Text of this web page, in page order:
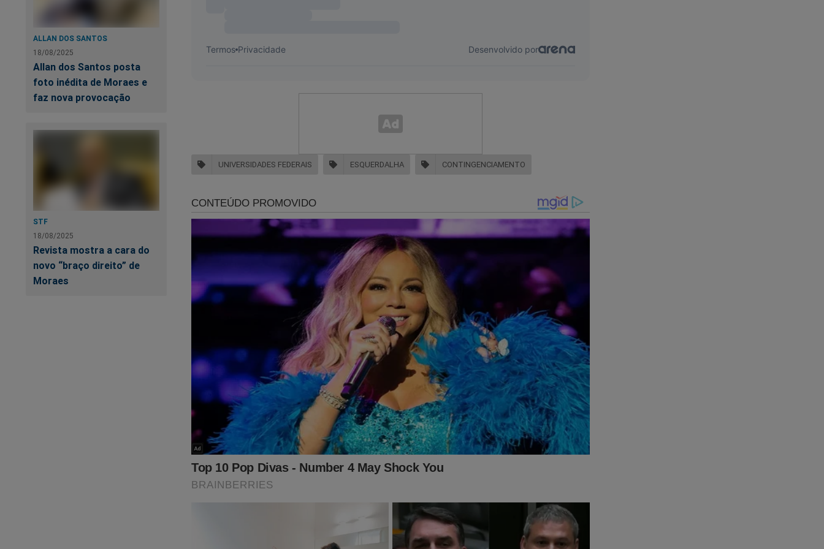
ALLAN DOS SANTOS
18/08/2025
Allan dos Santos posta
foto inédita de Moraes e
faz nova provocação
STF
18/08/2025
Revista mostra a cara do
novo “braço direito” de
Moraes
UNIVERSIDADES FEDERAIS ESQUERDALHA CONTINGENCIAMENTO